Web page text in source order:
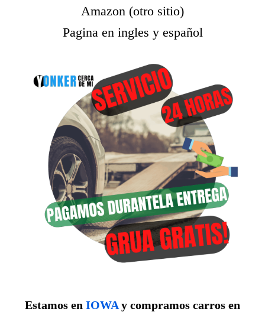
Amazon (otro sitio)
Pagina en ingles y español
Estamos en IOWAy compramos carros en